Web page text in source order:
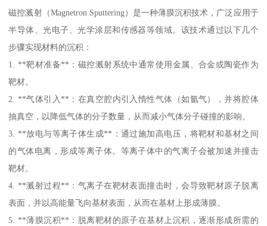
磁控溅射（Magnetron Sputtering）是一种薄膜沉积技术，广泛应用于
半导体、光电子、光学涂层和传感器等领域。该技术通过以下几个
步骤实现材料的沉积：
1. **靶材准备**：磁控溅射系统中通常使用金属、合金或陶瓷作为
靶材。
2. **气体引入**：在真空腔内引入惰性气体（如氩气），并将腔体
抽真空，以降低气体的分子数量，从而减小气体分子碰撞的影响。
3. **放电与等离子体生成**：通过施加高电压，将靶材和基材之间
的气体电离，形成等离子体。等离子体中的气离子会被加速并撞击
靶材。
4. **溅射过程**：气离子在靶材表面撞击时，会导致靶材原子脱离
表面，并以高能量飞向基材表面，从而在基材上形成薄膜。
5. **薄膜沉积**：脱离靶材的原子在基材上沉积，逐渐形成所需的